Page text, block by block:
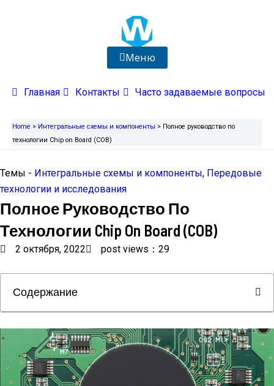
Меню
Главная Контакты Часто задаваемые вопросы
Home > Интегральные схемы и компоненты > Полное руководство по
технологии Chip on Board (COB)
Темы - Интегральные схемы и компоненты, Передовые
технологии и исследования
Полное Руководство По
Технологии Chip On Board (COB)
2 октября, 2022 post views：29
Содержание